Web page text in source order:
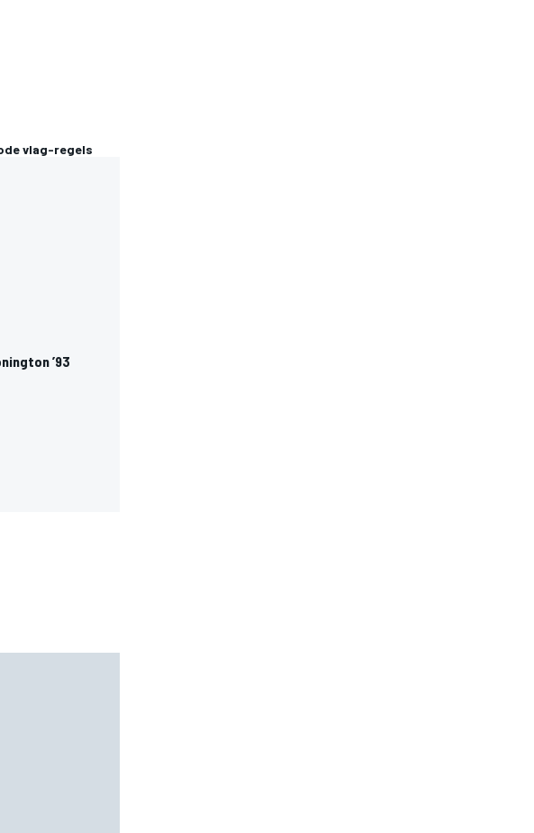
vlag-regels
’93